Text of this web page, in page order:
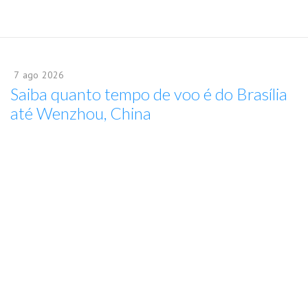
7 ago 2026
Saiba quanto tempo de voo é do Brasília
até Wenzhou, China